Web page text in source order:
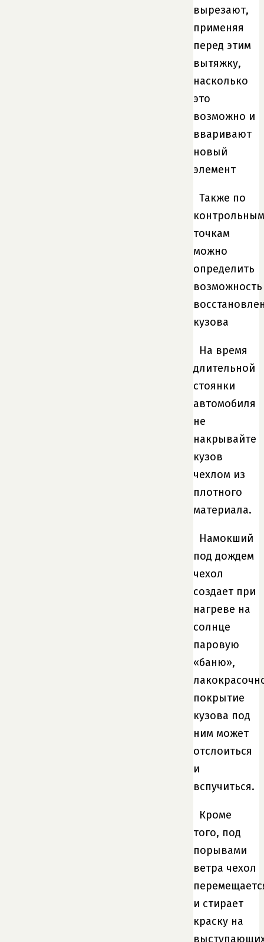
вырезают,
применяя
перед этим
вытяжку,
насколько
это
возможно и
вваривают
новый
элемент
Также по
контрольным
точкам
можно
определить
возможность
кузова
На время
длительной
стоянки
автомобиля
не
накрывайте
кузов
чехлом из
плотного
материала.
Намокший
под дождем
чехол
создает при
нагреве на
солнце
паровую
«баню»,
покрытие
кузова под
ним может
отслоиться
и
вспучиться.
Кроме
того, под
порывами
ветра чехол
и стирает
краску на